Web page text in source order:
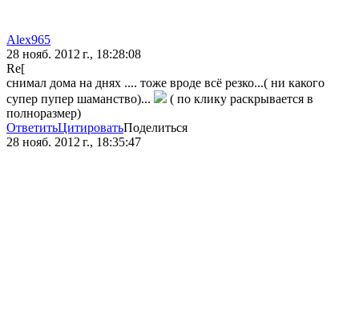
Alex965
28 нояб. 2012 г., 18:28:08
Re[
снимал дома на днях .... тоже вроде всё резко...( ни какого
супер пупер шаманство)...
( по клику раскрывается в
полноразмер)
ОтветитьЦитироватьПоделиться
28 нояб. 2012 г., 18:35:47